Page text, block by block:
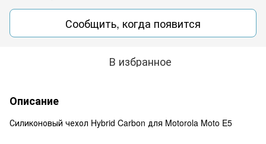
Сообщить, когда появится
В избранное
Описание
Силиконовый чехол Hybrid Carbon для Motorola Moto E5